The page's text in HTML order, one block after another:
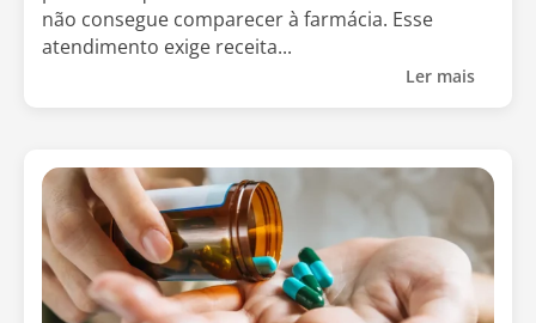
não consegue comparecer à farmácia. Esse
atendimento exige receita...
Ler mais